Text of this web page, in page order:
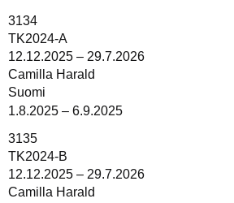
3134
TK2024-A
12.12.2025 – 29.7.2026
Camilla Harald
Suomi
1.8.2025 – 6.9.2025
3135
TK2024-B
12.12.2025 – 29.7.2026
Camilla Harald